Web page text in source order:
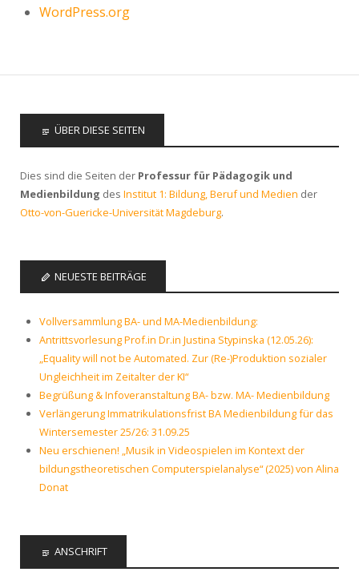
WordPress.org
ÜBER DIESE SEITEN
Dies sind die Seiten der Professur für Pädagogik und
Medienbildung des Institut 1: Bildung, Beruf und Medien der
Otto-von-Guericke-Universität Magdeburg.
NEUESTE BEITRÄGE
Vollversammlung BA- und MA-Medienbildung:
Antrittsvorlesung Prof.in Dr.in Justina Stypinska (12.05.26):
„Equality will not be Automated. Zur (Re-)Produktion sozialer
Ungleichheit im Zeitalter der KI“
Begrüßung & Infoveranstaltung BA- bzw. MA- Medienbildung
Verlängerung Immatrikulationsfrist BA Medienbildung für das
Wintersemester 25/26: 31.09.25
Neu erschienen! „Musik in Videospielen im Kontext der
bildungstheoretischen Computerspielanalyse“ (2025) von Alina
Donat
ANSCHRIFT